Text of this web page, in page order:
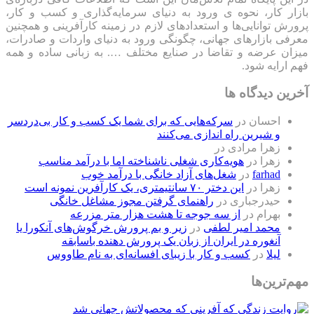
بازار کار، نحوه ی ورود به دنیای سرمایه‌گذاری و کسب و کار،
پرورش توانایی‌ها و استعدادهای لازم در زمینه کارآفرینی و همچنین
معرفی بازارهای جهانی، چگونگی ورود به دنیای واردات و صادرات،
میزان عرضه و تقاضا در صنایع مختلف …. به زبانی ساده و همه
فهم ارایه شود.
آخرین دیدگاه ها
احسان در سرکه‌هایی که برای شما یک کسب و کار بی‌دردسر
و شیرین راه اندازی می‌کنند
زهرا مرادی در
زهرا
در هویه‌کاری شغلی ناشناخته اما با درآمد مناسب
farhad در شغل‌های آزاد خانگی با درآمد خوب
زهرا
در
این دختر ۷۰ سانتیمتری، یک کارآفرین نمونه است
حیدرجباری در راهنمای گرفتن مجوز مشاغل خانگی
بهرام در
از سه جوجه تا هشت هزار متر مزرعه
محمد امیر لطفی در زیر و بم پرورش خرگوش‌های آنکورا یا
آنغوره در ایران از زبان یک پرورش دهنده باسابقه
لیلا در کسب و کار با زیبای افسانه‌ای به نام طاووس
مهم‌ترین‌ها